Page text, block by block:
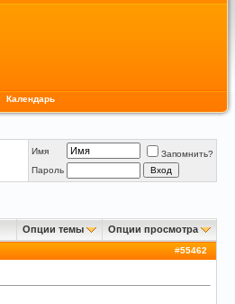
Календарь
Имя
Запомнить?
Пароль
Опции темы Опции просмотра
#55462